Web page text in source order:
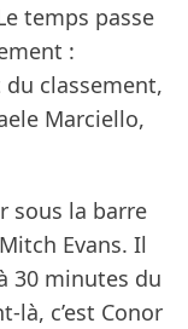
temps passe
:
du classement,
Marciello,
sous la barre
Evans. Il
30 minutes du
là, c’est Conor